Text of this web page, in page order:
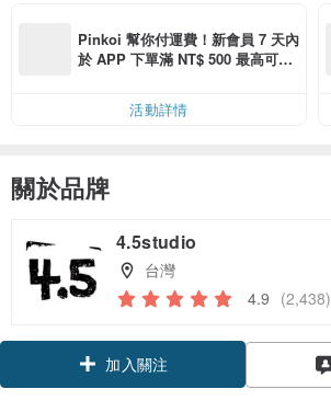
Pinkoi 幫你付運費！新會員 7 天內
於 APP 下單滿 NT$ 500 最高可折
活動詳情
關於品牌
4.5studio
台灣
4.9 (2,438)
加入關注